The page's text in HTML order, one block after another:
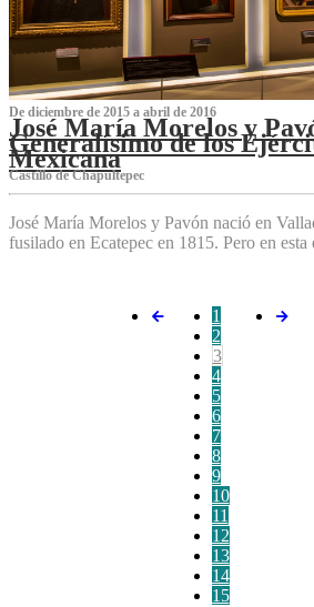
De diciembre de 2015 a abril de 2016
José María Morelos y
Generalísimo de los
Mexicana
C‌astillo de Chapultepec
José María Morelos y Pavón nació en
fusilado en Ecatepec en 1815. Pero en
1
2
3
4
5
6
7
8
9
10
11
12
13
14
15